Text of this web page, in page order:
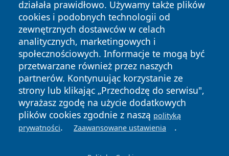
działała prawidłowo. Używamy także plików
cookies i podobnych technologii od
zewnętrznych dostawców w celach
analitycznych, marketingowych i
społecznościowych. Informacje te mogą być
przetwarzane również przez naszych
partnerów. Kontynuując korzystanie ze
strony lub klikając „Przechodzę do serwisu",
wyrażasz zgodę na użycie dodatkowych
plików cookies zgodnie z naszą polityką
prywatności. Zaawansowane ustawienia .
Copyright © 2026 wrotazabrza.pl Wszystkie prawa
zastrzeżone.
News Autorzy
Polityka
Prywatności
Polityka
Cookies